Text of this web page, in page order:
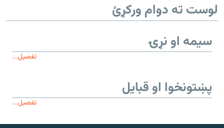
لوست ته دوام ورکړئ
سیمه او نړۍ
تفصیل...
پښتونخوا او قبایل
تفصیل...